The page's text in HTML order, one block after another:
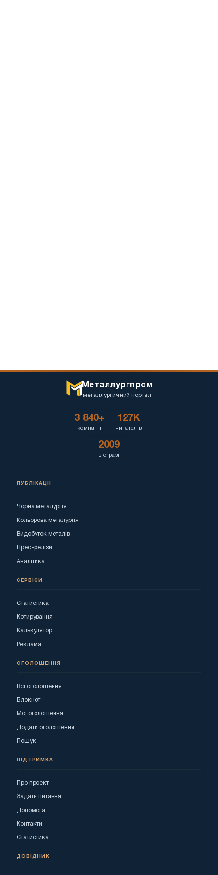
Металлургпром
металлургичний портал
3 840+
компанії
127K
читателів
2009
в отразі
ПУБЛІКАЦІЇ
Чорна металургія
Кольорова металургія
Видобуток металів
Прес-релізи
Аналітика
СЕРВІСИ
Статистика
Котирування
Калькулятор
Реклама
ОГОЛОШЕННЯ
Всі оголошення
Блокнот
Мої оголошення
Додати оголошення
Пошук
ПІДТРИМКА
Про проект
Задати питання
Допомога
Контакти
Статистика
ДОВІДНИК